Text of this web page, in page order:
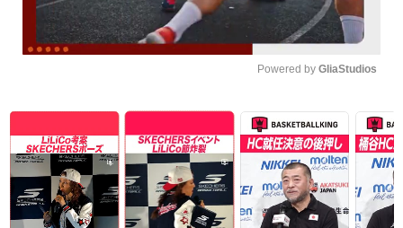
Powered by GliaStudios